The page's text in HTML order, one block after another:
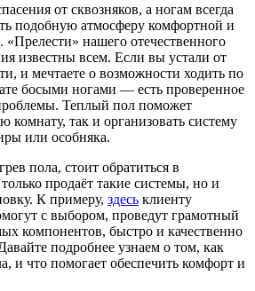
от сквозняков, а ногам всегда
подобную атмосферу комфортной и
«Прелести» нашего отечественного
известны всем. Если вы устали от
и мечтаете о возможности ходить по
босыми ногами — есть проверенное
Теплый пол поможет
комнату, так и организовать систему
или особняка.
пола, стоит обратиться в
продаёт такие системы, но и
К примеру, здесь клиенту
с выбором, проведут грамотный
компонентов, быстро и качественно
подробнее узнаем о том, как
и что помогает обеспечить комфорт и